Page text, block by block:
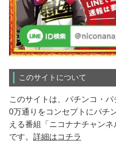
このサイトについて
このサイトは、パチンコ・
0万通りをコンセプトにパチ
える番組「ニコナナチャン
です。 詳細はコチラ